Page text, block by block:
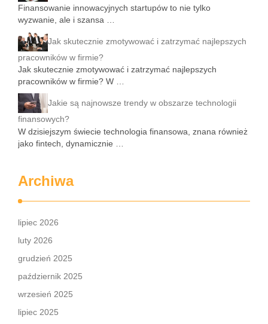
Finansowanie innowacyjnych startupów to nie tylko
wyzwanie, ale i szansa …
Jak skutecznie zmotywować i zatrzymać najlepszych
pracowników w firmie?
Jak skutecznie zmotywować i zatrzymać najlepszych
pracowników w firmie? W …
Jakie są najnowsze trendy w obszarze technologii
finansowych?
W dzisiejszym świecie technologia finansowa, znana również
jako fintech, dynamicznie …
Archiwa
lipiec 2026
luty 2026
grudzień 2025
październik 2025
wrzesień 2025
lipiec 2025